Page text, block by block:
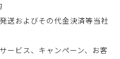
送およびその代金決済等当社
ービス、キャンペーン、お客